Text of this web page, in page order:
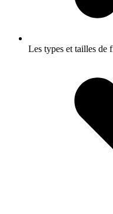
Les types et tailles de